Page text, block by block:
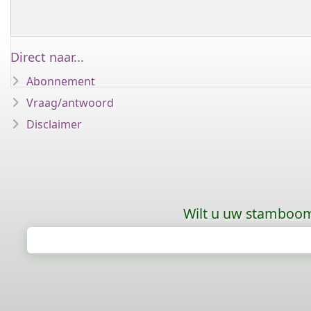
Direct naar...
Abonnement
Vraag/antwoord
Disclaimer
Wilt u uw